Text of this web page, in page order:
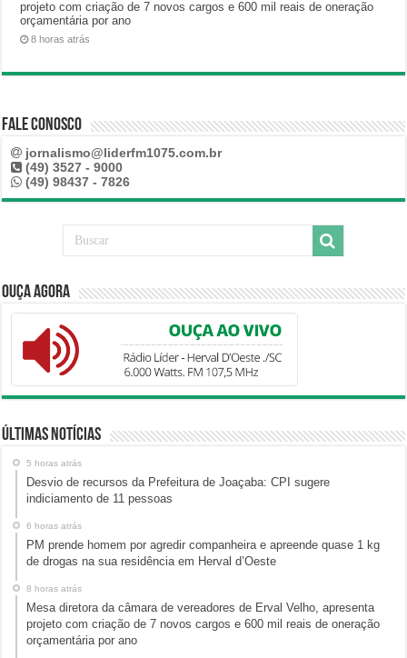
projeto com criação de 7 novos cargos e 600 mil reais de oneração
orçamentária por ano
8 horas atrás
Fale Conosco
jornalismo@liderfm1075.com.br
(49) 3527 - 9000
(49) 98437 - 7826
Ouça Agora
Últimas Notícias
5 horas atrás
Desvio de recursos da Prefeitura de Joaçaba: CPI sugere
indiciamento de 11 pessoas
6 horas atrás
PM prende homem por agredir companheira e apreende quase 1 kg
de drogas na sua residência em Herval d’Oeste
8 horas atrás
Mesa diretora da câmara de vereadores de Erval Velho, apresenta
projeto com criação de 7 novos cargos e 600 mil reais de oneração
orçamentária por ano